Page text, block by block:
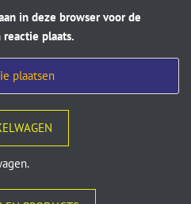
in deze browser voor de
plaats.